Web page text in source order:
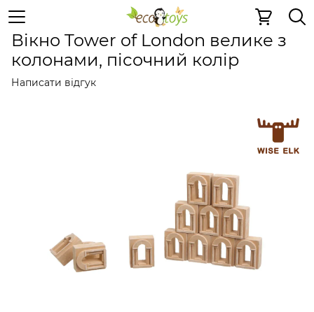
Керамічні конструктори Вікно Tower of London
Вікно Tower of London велике з
колонами, пісочний колір
Написати відгук